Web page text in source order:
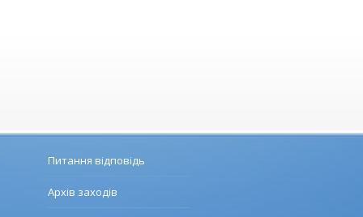
Питання відповідь
Архів заходів